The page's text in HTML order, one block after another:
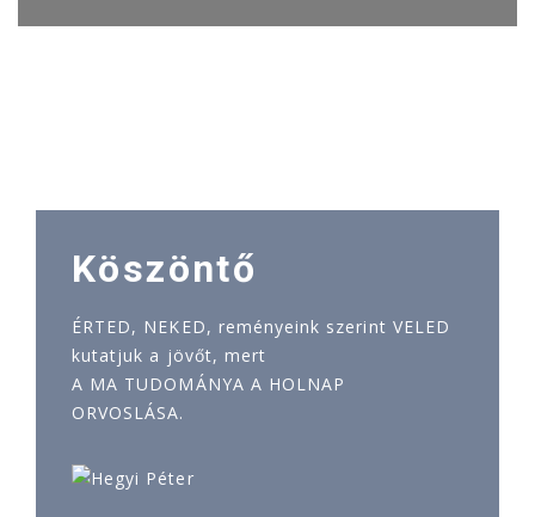
Köszöntő
ÉRTED, NEKED, reményeink szerint VELED
kutatjuk a jövőt, mert
A MA TUDOMÁNYA A HOLNAP
ORVOSLÁSA.